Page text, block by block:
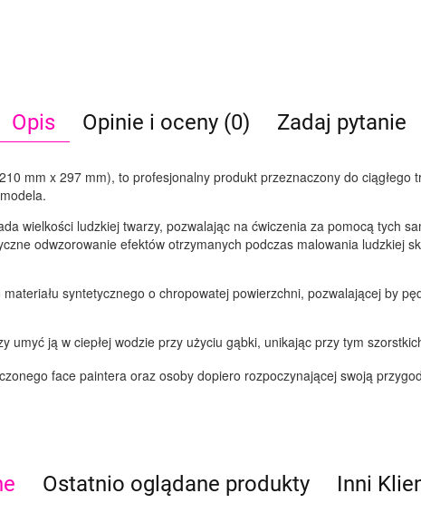
Opis Opinie i oceny (0) Zadaj pytanie
mm x 297 mm), to profesjonalny produkt przeznaczony do ciągłego
wielkości ludzkiej twarzy, pozwalając na ćwiczenia za pomocą tych
odwzorowanie efektów otrzymanych podczas malowania ludzkiej
syntetycznego o chropowatej powierzchni, pozwalającej by
umyć ją w ciepłej wodzie przy użyciu gąbki, unikając przy tym
face paintera oraz osoby dopiero rozpoczynającej swoją
Ostatnio oglądane produkty Inni